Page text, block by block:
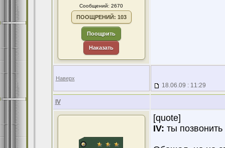
Сообщений: 2670
ПООЩРЕНИЙ: 103
Поощрить
Наказать
Наверх
18.06.09 : 11:29
IV
[quote]
IV: ты